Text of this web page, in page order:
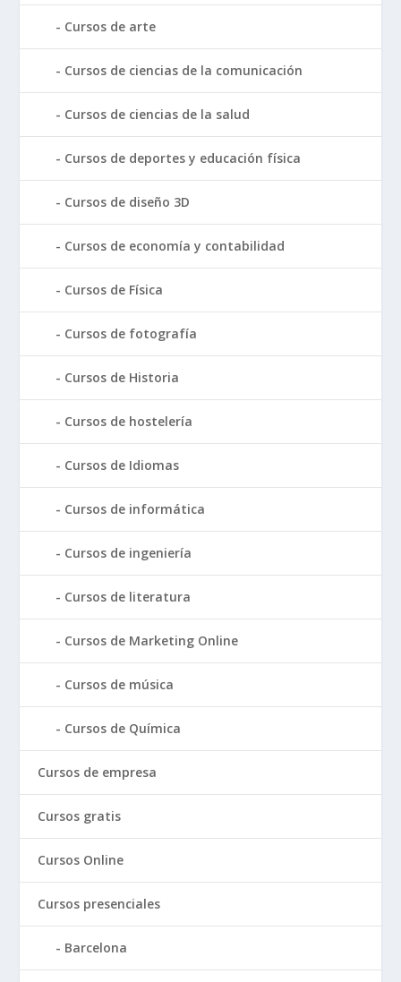
Cursos de arte
Cursos de ciencias de la comunicación
Cursos de ciencias de la salud
Cursos de deportes y educación física
Cursos de diseño 3D
Cursos de economía y contabilidad
Cursos de Física
Cursos de fotografía
Cursos de Historia
Cursos de hostelería
Cursos de Idiomas
Cursos de informática
Cursos de ingeniería
Cursos de literatura
Cursos de Marketing Online
Cursos de música
Cursos de Química
Cursos de empresa
Cursos gratis
Cursos Online
Cursos presenciales
Barcelona